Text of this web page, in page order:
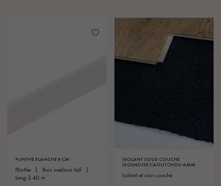
PLINTHE BLANCHE 8 CM
plinthe
bois médium hdf
long 2.40 m
ISOLANT SOUS COUCHE
ISOLNOISE CAOUTCHOU 6 MM
isolant et sous couche